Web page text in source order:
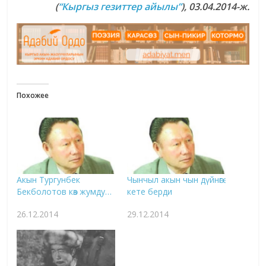
(“Кыргыз гезиттер айылы”), 03.04.2014-ж.
Похожее
Акын Тургунбек
Бекболотов көз жумду…
26.12.2014
Чынчыл акын чын дүйнөгө
кете берди
29.12.2014